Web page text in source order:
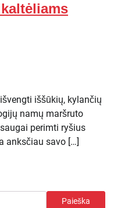
iššūkių, kylančių
namų maršruto
perimti ryšius
anksčiau savo […]
Paieška